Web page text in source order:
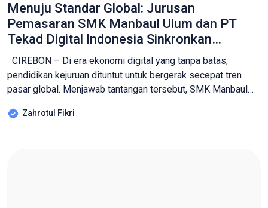
Menuju Standar Global: Jurusan
Pemasaran SMK Manbaul Ulum dan PT
Tekad Digital Indonesia Sinkronkan
Kurikulum Bisnis Digital
CIREBON – Di era ekonomi digital yang tanpa batas,
pendidikan kejuruan dituntut untuk bergerak secepat tren
pasar global. Menjawab tantangan tersebut, SMK Manbaul
Kurikulum Bisnis Digital (Jurusan Pemasaran) bersama mitra
Zahrotul Fikri